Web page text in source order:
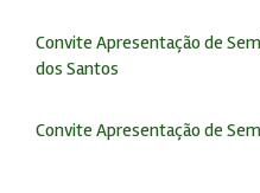
Convite Apresentação de
dos Santos
Convite Apresentação de